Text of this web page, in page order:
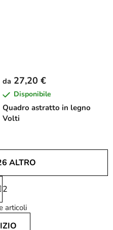
Quadro astratto in legno
Volti
da 27,20 €
Disponibile
ALTRO
2
articoli